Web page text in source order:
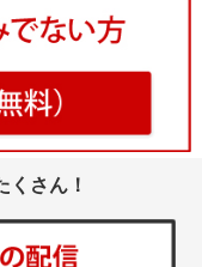
くさん！